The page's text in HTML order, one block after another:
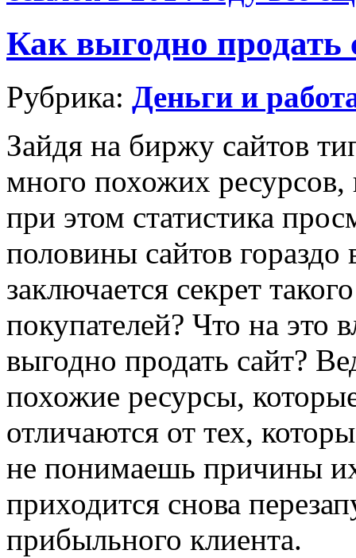
Как выгодно продать
Рубрика: Деньги и
Зайдя на биржу сайтов
много похожих
при этом статистика
половины сайтов
заключается секрет
покупателей? Что на это
выгодно продать сайт?
похожие ресурсы,
отличаются от тех,
не понимаешь причины
приходится снова
прибыльного клиента.